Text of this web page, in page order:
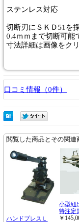
ステンレス対応
切断刃にＳＫＤ51を
0.4ｍｍまで切断可能
寸法詳細は画像をク
口コミ情報（0件）